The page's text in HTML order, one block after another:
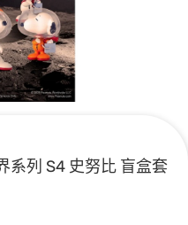
系列 S4 史努比 盲盒套